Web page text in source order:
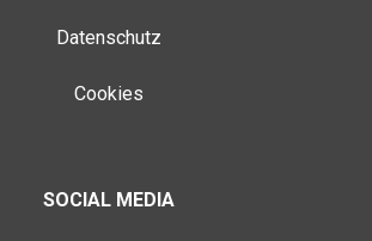
Datenschutz
Cookies
SOCIAL MEDIA